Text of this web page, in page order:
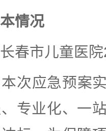
情况
春市儿童医
次应急预案
专业化、一